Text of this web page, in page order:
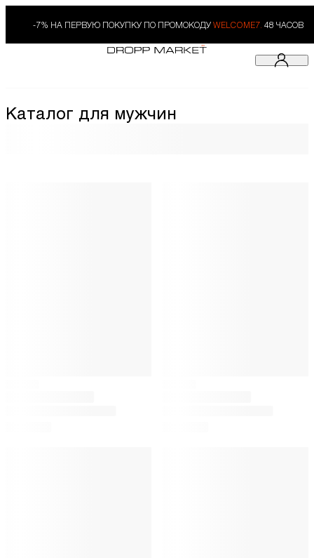
-7% НА ПЕРВУЮ ПОКУПКУ ПО ПРОМОКОДУ WELCOME7. 48 ЧАСОВ
Каталог для мужчин